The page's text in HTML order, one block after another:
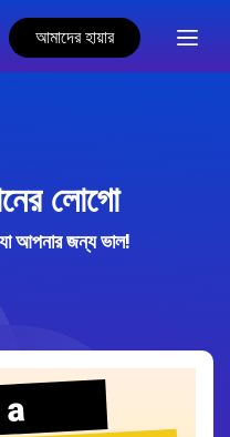
আমাদের হায়ার
লোগো
আপনার জন্য ভাল!